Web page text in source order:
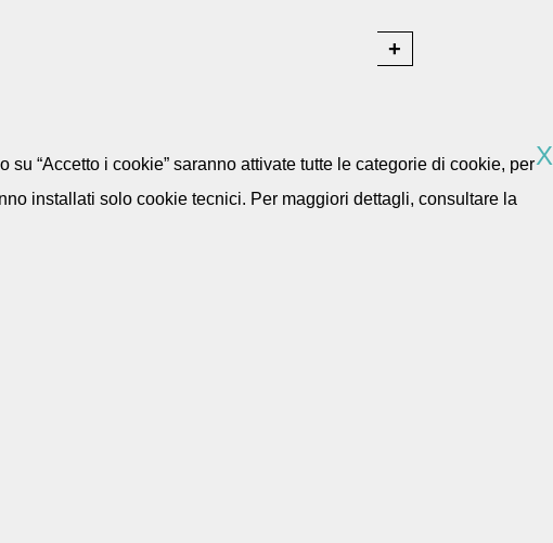
X
“Accetto i cookie” saranno attivate tutte le categorie di cookie, per
installati solo cookie tecnici. Per maggiori dettagli, consultare la